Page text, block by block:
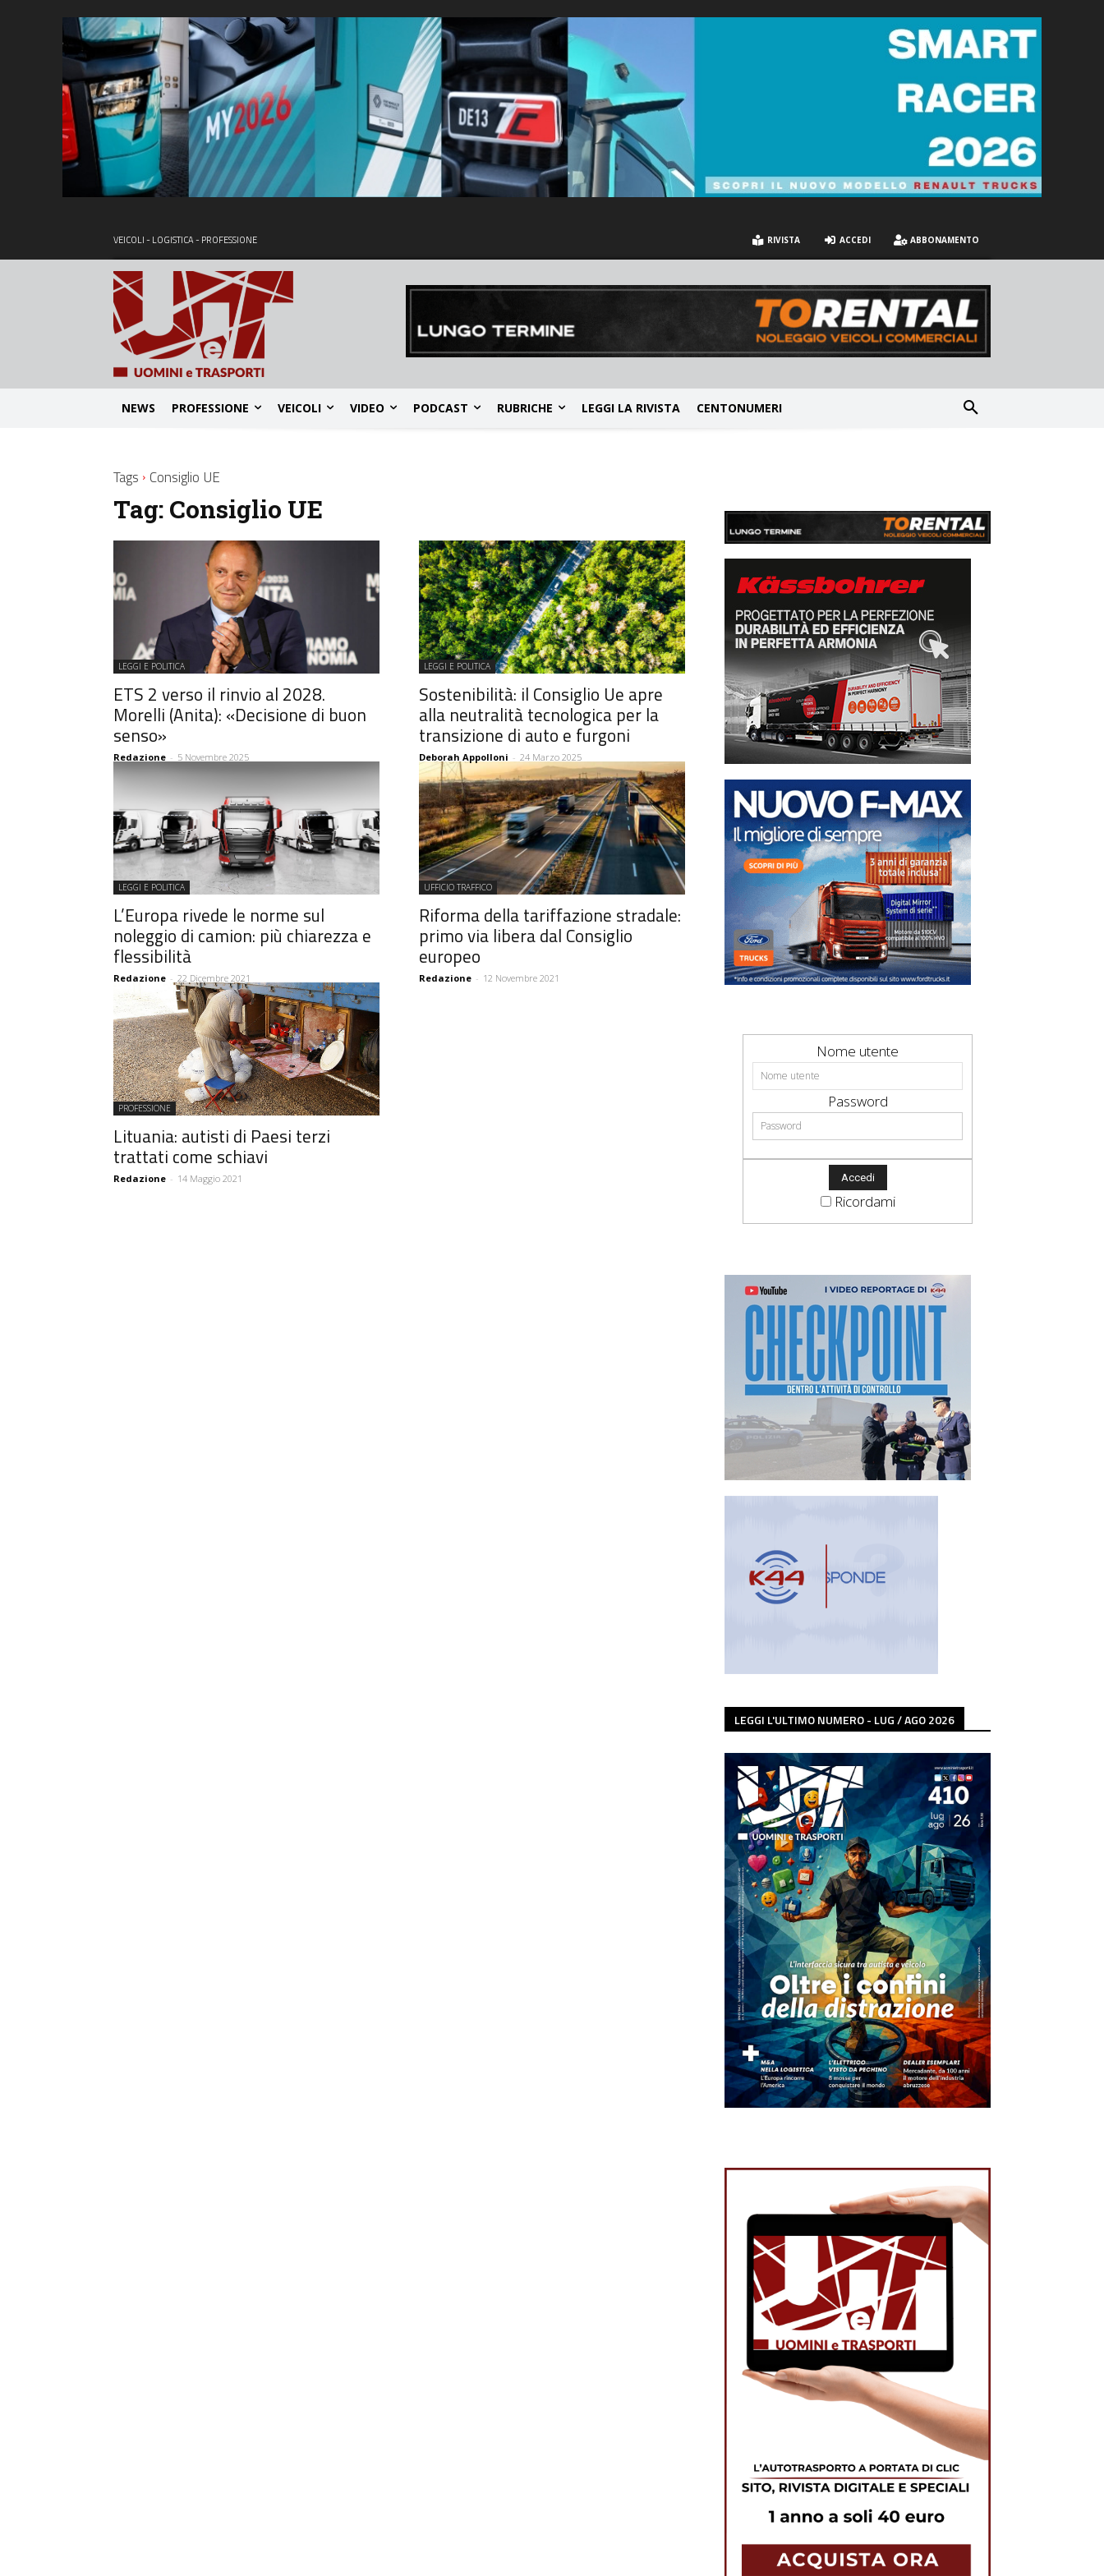
VEICOLI - LOGISTICA - PROFESSIONE RIVISTA ACCEDI ABBONAMENTO
NEWS PROFESSIONE VEICOLI VIDEO PODCAST RUBRICHE LEGGI LA RIVISTA CENTONUMERI
Tags Consiglio UE
Tag: Consiglio UE
LEGGI E POLITICA
ETS 2 verso il rinvio al 2028.
Morelli (Anita): «Decisione di buon
senso»
Redazione - 5 Novembre 2025
LEGGI E POLITICA
Sostenibilità: il Consiglio Ue apre
alla neutralità tecnologica per la
transizione di auto e furgoni
Deborah Appolloni - 24 Marzo 2025
LEGGI E POLITICA
L’Europa rivede le norme sul
noleggio di camion: più chiarezza e
flessibilità
Redazione - 22 Dicembre 2021
UFFICIO TRAFFICO
Riforma della tariffazione stradale:
primo via libera dal Consiglio
europeo
Redazione - 12 Novembre 2021
PROFESSIONE
Lituania: autisti di Paesi terzi
trattati come schiavi
Redazione - 14 Maggio 2021
Nome utente
Password
Ricordami
LEGGI L'ULTIMO NUMERO - LUG / AGO 2026